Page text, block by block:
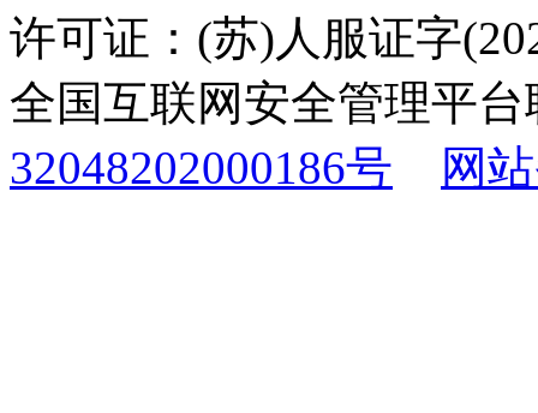
许可证：(苏)人服证字
全国互联网安全管理平
32048202000186号
网